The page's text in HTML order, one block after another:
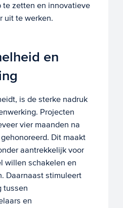
te zetten en innovatieve
uit te werken.
en
is de sterke nadruk
Projecten
vier maanden na
Dit maakt
aantrekkelijk voor
willen schakelen en
Daarnaast stimuleert
tussen
en